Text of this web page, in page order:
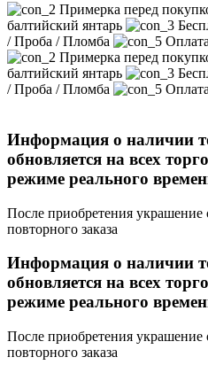
Примерка перед
балтийский янтарь
/ Проба / Пломба
Примерка перед
балтийский янтарь
/ Проба / Пломба
Информация о наличии
обновляется на всех
режиме реального
После приобретения украшение
повторного заказа
Информация о наличии
обновляется на всех
режиме реального
После приобретения украшение
повторного заказа